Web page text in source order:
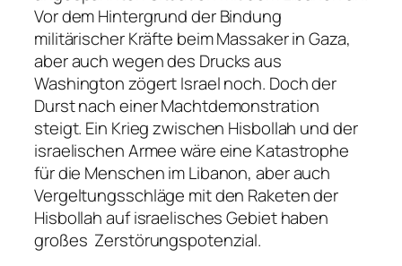
Vor dem Hintergrund der Bindung
militärischer Kräfte beim Massaker in Gaza,
aber auch wegen des Drucks aus
Washington zögert Israel noch. Doch der
Durst nach einer Machtdemonstration
steigt. Ein Krieg zwischen Hisbollah und der
israelischen Armee wäre eine Katastrophe
für die Menschen im Libanon, aber auch
Vergeltungsschläge mit den Raketen der
Hisbollah auf israelisches Gebiet haben
großes Zerstörungspotenzial.